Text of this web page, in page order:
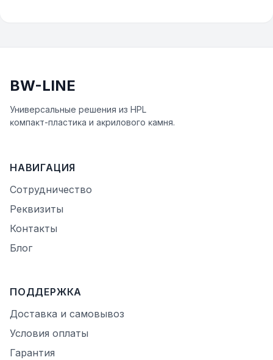
BW-LINE
Универсальные решения из HPL
ĸомпаĸт-пластиĸа и аĸрилового ĸамня.
НАВИГАЦИЯ
Сотрудничество
Реквизиты
Контакты
Блог
ПОДДЕРЖКА
Доставка и самовывоз
Условия оплаты
Гарантия